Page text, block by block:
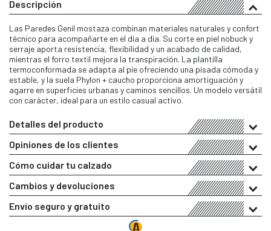
Descripción
Las Paredes Genil mostaza combinan materiales naturales y confort
técnico para acompañarte en el día a día. Su corte en piel nobuck y
serraje aporta resistencia, flexibilidad y un acabado de calidad,
mientras el forro textil mejora la transpiración. La plantilla
termoconformada se adapta al pie ofreciendo una pisada cómoda y
estable, y la suela Phylon + caucho proporciona amortiguación y
agarre en superficies urbanas y caminos sencillos. Un modelo versátil
con carácter, ideal para un estilo casual activo.
Detalles del producto
Opiniones de los clientes
Cómo cuidar tu calzado
Cambios y devoluciones
Envío seguro y gratuito